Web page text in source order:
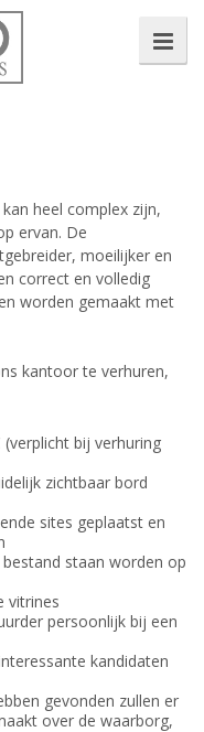
heel complex zijn,
ervan. De
moeilijker en
correct en volledig
worden gemaakt met
kantoor te verhuren,
bij verhuring
zichtbaar bord
sites geplaatst en
staan worden op
vitrines
persoonlijk bij een
kandidaten
gevonden zullen er
over de waarborg,